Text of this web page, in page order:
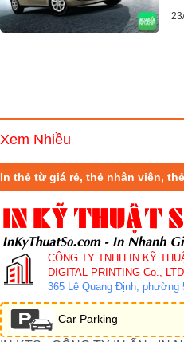
Xem Nhiều
In thẻ từ giá rẻ, thẻ nhân viên,
CÔNG TY TNHH IN KỸ
DIGITAL PRINTING Co., LTD
365 Lê Quang Định, phường
Car Parking